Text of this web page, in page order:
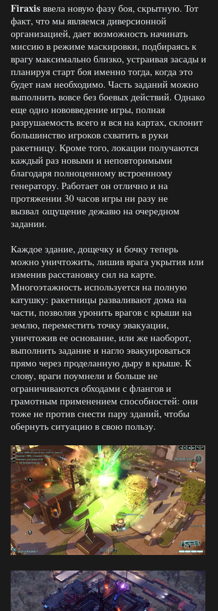
Firaxisввела новую фазу боя, скрытную. Тот
факт, что мы являемся диверсионной
организацией, дает возможность начинать
миссию в режиме маскировки, подбираясь к
врагу максимально близко, устраивая засады и
планируя старт боя именно тогда, когда это
будет нам необходимо. Часть заданий можно
выполнить вовсе без боевых действий. Однако
еще одно нововведение игры, полная
разрушаемость всего и вся на картах, склонит
большинство игроков схватить в руки
ракетницу. Кроме того, локации получаются
каждый раз новыми и неповторимыми
благодаря полноценному встроенному
генератору. Работает он отлично и на
протяжении 30 часов игры ни разу не
вызвал ощущение дежавю на очередном
задании.
Каждое здание, дощечку и бочку теперь
можно уничтожить, лишив врага укрытия или
изменив расстановку сил на карте.
Многоэтажность используется на полную
катушку: ракетницы разваливают дома на
части, позволяя уронить врагов с крыши на
землю, переместить точку эвакуации,
уничтожив ее основание, или же наоборот,
выполнить задание и нагло эвакуироваться
прямо через проделанную дыру в крыше. К
слову, враги поумнели и больше не
ограничиваются обходами с флангов и
грамотным применением способностей: они
тоже не против снести пару зданий, чтобы
обернуть ситуацию в свою пользу.